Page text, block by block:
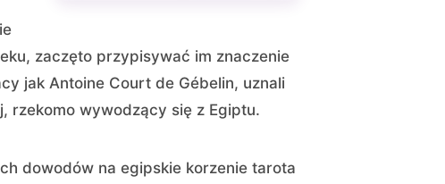
zaczęto przypisywać im znaczenie
jak Antoine Court de Gébelin, uznali
rzekomo wywodzący się z Egiptu.
dowodów na egipskie korzenie tarota